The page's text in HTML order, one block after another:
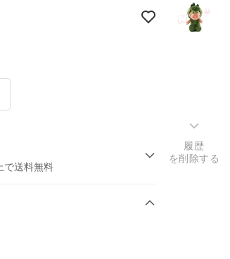
で送料無料
履歴
を削除する